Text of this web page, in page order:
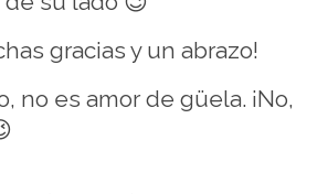
gracias y un abrazo!
no es amor de güela. ¡No,